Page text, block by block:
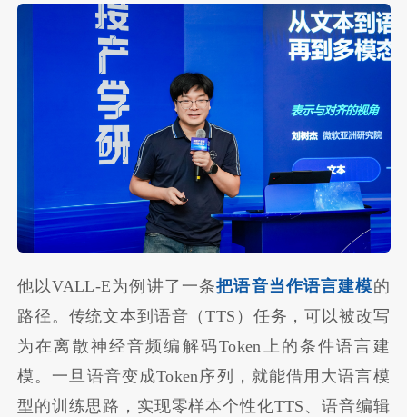
他以VALL-E为例讲了一条把语音当作语言建模的
路径。传统文本到语音（TTS）任务，可以被改写
为在离散神经音频编解码Token上的条件语言建
模。一旦语音变成Token序列，就能借用大语言模
型的训练思路，实现零样本个性化TTS、语音编辑